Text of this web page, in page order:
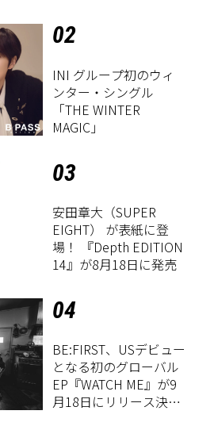
Period」』レポート
02
INI グループ初のウィ
ンター・シングル
「THE WINTER
MAGIC」
03
安田章大（SUPER
EIGHT） が表紙に登
場！ 『Depth EDITION
14』が8月18日に発売
04
BE:FIRST、USデビュー
となる初のグローバル
EP『WATCH ME』が9
月18日にリリース決